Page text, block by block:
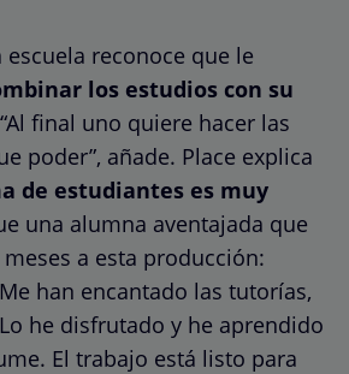
reconoce que le
los estudios con su
final uno quiere hacer las
poder”, añade. Place explica
de estudiantes es muy
una alumna aventajada que
a esta producción:
han encantado las tutorías,
he disfrutado y he aprendido
El trabajo está listo para